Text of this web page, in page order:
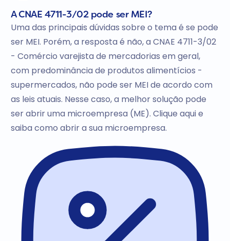
A CNAE 4711-3/02 pode ser MEI?
Uma das principais dúvidas sobre o tema é se pode
ser MEI. Porém, a resposta é não, a CNAE 4711-3/02
- Comércio varejista de mercadorias em geral,
com predominância de produtos alimentícios -
supermercados, não pode ser MEI de acordo com
as leis atuais. Nesse caso, a melhor solução pode
ser abrir uma microempresa (ME). Clique aqui e
saiba como abrir a sua microempresa.